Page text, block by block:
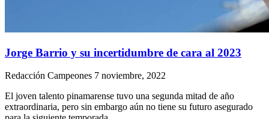
Jorge Barrio y su incertidumbre de cara al 2023
Redacción Campeones 7 noviembre, 2022
El joven talento pinamarense tuvo una segunda mitad de año
extraordinaria, pero sin embargo aún no tiene su futuro asegurado